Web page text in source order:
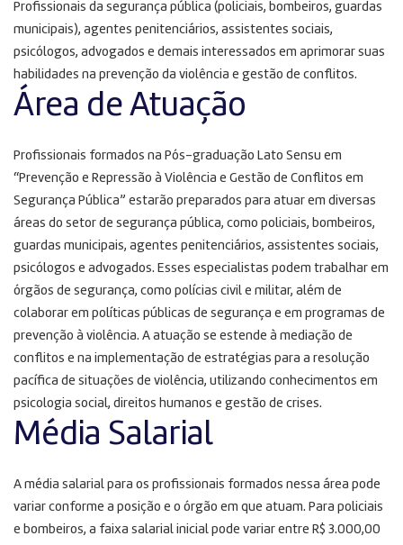
Profissionais da segurança pública (policiais, bombeiros, guardas
municipais), agentes penitenciários, assistentes sociais,
psicólogos, advogados e demais interessados em aprimorar suas
habilidades na prevenção da violência e gestão de conflitos.
Área de Atuação
Profissionais formados na Pós-graduação Lato Sensu em
“Prevenção e Repressão à Violência e Gestão de Conflitos em
Segurança Pública” estarão preparados para atuar em diversas
áreas do setor de segurança pública, como policiais, bombeiros,
guardas municipais, agentes penitenciários, assistentes sociais,
psicólogos e advogados. Esses especialistas podem trabalhar em
órgãos de segurança, como polícias civil e militar, além de
colaborar em políticas públicas de segurança e em programas de
prevenção à violência. A atuação se estende à mediação de
conflitos e na implementação de estratégias para a resolução
pacífica de situações de violência, utilizando conhecimentos em
psicologia social, direitos humanos e gestão de crises.
Média Salarial
A média salarial para os profissionais formados nessa área pode
variar conforme a posição e o órgão em que atuam. Para policiais
e bombeiros, a faixa salarial inicial pode variar entre R$ 3.000,00